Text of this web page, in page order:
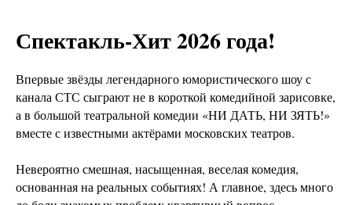
Спектакль-Хит 2026 года!
Впервые звёзды легендарного юмористического шоу с
канала СТС сыграют не в короткой комедийной зарисовке,
а в большой театральной комедии «НИ ДАТЬ, НИ ЗЯТЬ!»
вместе с известными актёрами московских театров.
Невероятно смешная, насыщенная, веселая комедия,
основанная на реальных событиях! А главное, здесь много